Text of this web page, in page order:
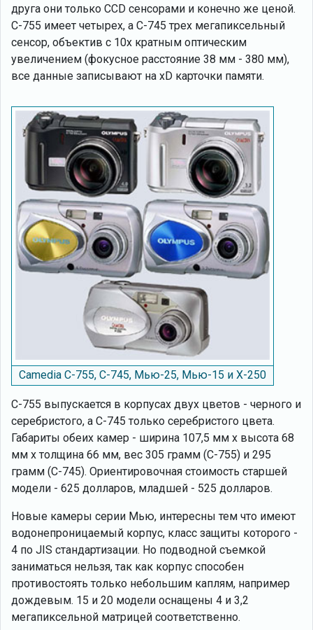
друга они только CCD сенсорами и конечно же ценой.
C-755 имеет четырех, а C-745 трех мегапиксельный
сенсор, объектив с 10x кратным оптическим
увеличением (фокусное расстояние 38 мм - 380 мм),
все данные записывают на xD карточки памяти.
Camedia C-755, C-745, Мью-25, Мью-15 и X-250
C-755 выпускается в корпусах двух цветов - черного и
серебристого, а C-745 только серебристого цвета.
Габариты обеих камер - ширина 107,5 мм x высота 68
мм x толщина 66 мм, вес 305 грамм (C-755) и 295
грамм (C-745). Ориентировочная стоимость старшей
модели - 625 долларов, младшей - 525 долларов.
Новые камеры серии Мью, интересны тем что имеют
водонепроницаемый корпус, класс защиты которого -
4 по JIS стандартизации. Но подводной съемкой
заниматься нельзя, так как корпус способен
противостоять только небольшим каплям, например
дождевым. 15 и 20 модели оснащены 4 и 3,2
мегапиксельной матрицей соответственно.